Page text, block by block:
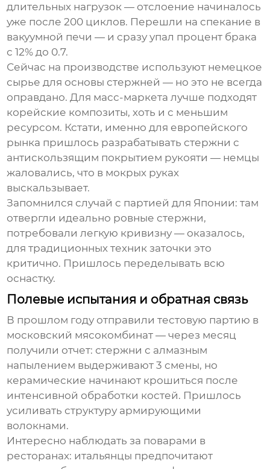
длительных нагрузок — отслоение начиналось
уже после 200 циклов. Перешли на спекание в
вакуумной печи — и сразу упал процент брака
с 12% до 0.7.
Сейчас на производстве используют немецкое
сырье для основы стержней — но это не всегда
оправдано. Для масс-маркета лучше подходят
корейские композиты, хоть и с меньшим
ресурсом. Кстати, именно для европейского
рынка пришлось разрабатывать стержни с
антискользящим покрытием рукояти — немцы
жаловались, что в мокрых руках
выскальзывает.
Запомнился случай с партией для Японии: там
отвергли идеально ровные стержни,
потребовали легкую кривизну — оказалось,
для традиционных техник заточки это
критично. Пришлось переделывать всю
оснастку.
Полевые испытания и обратная связь
В прошлом году отправили тестовую партию в
московский мясокомбинат — через месяц
получили отчет: стержни с алмазным
напылением выдерживают 3 смены, но
керамические начинают крошиться после
интенсивной обработки костей. Пришлось
усиливать структуру армирующими
волокнами.
Интересно наблюдать за поварами в
ресторанах: итальянцы предпочитают